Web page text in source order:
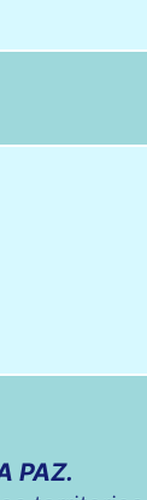
PAZ.